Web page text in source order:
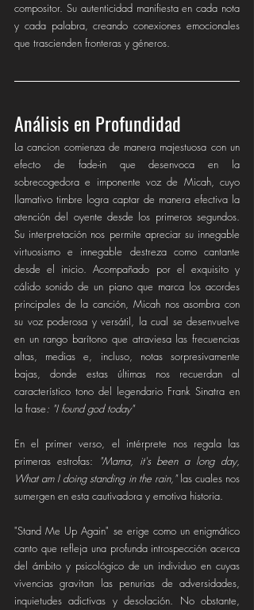
compositor. Su autenticidad manifiesta en cada nota
y cada palabra, creando conexiones emocionales
que trascienden fronteras y géneros.
Análisis en Profundidad
La cancion comienza de manera majestuosa con un
efecto de fade-in que desenvoca en la
sobrecogedora e imponente voz de Micah, cuyo
llamativo timbre logra captar de manera efectiva la
atención del oyente desde los primeros segundos.
Su interpretación nos permite apreciar su innegable
virtuosismo e innegable destreza como cantante
desde el inicio. Acompañado por el exquisito y
cálido sonido de un piano que marca los acordes
principales de la canción, Micah nos asombra con
su voz poderosa y versátil, la cual se desenvuelve
en un rango barítono que atraviesa las frecuencias
altas, medias e, incluso, notas sorpresivamente
bajas, donde estas últimas nos recuerdan al
característico tono del legendario Frank Sinatra en
la frase: "I found god today"
En el primer verso, el intérprete nos regala las
primeras estrofas:
"Mama, it's been a long day,
What am I doing standing in the rain," las cuales nos
sumergen en esta cautivadora y emotiva historia.
"Stand Me Up Again" se erige como un enigmático
canto que refleja una profunda introspección acerca
del ámbito y psicológico de un individuo en cuyas
vivencias gravitan las penurias de adversidades,
inquietudes adictivas y desolación. No obstante,